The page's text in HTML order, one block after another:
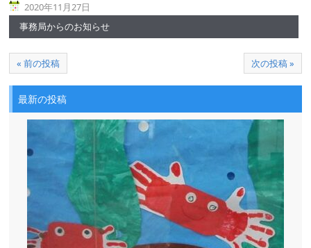
2020年11月27日
事務局からのお知らせ
« 前の投稿 次の投稿 »
最新の投稿